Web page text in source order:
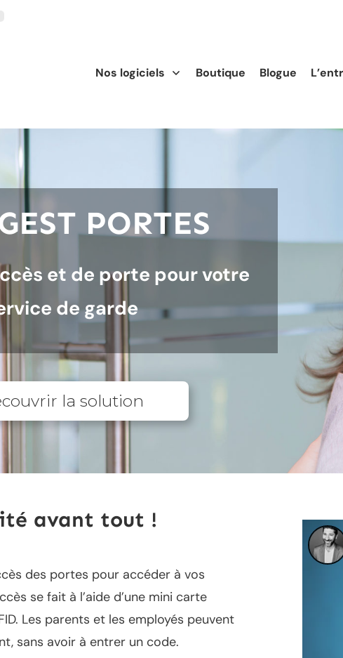
Nos logiciels Boutique Blogue
PORTES
et de porte pour votre
de garde
la solution
avant tout !
des portes pour accéder à vos
se fait à l’aide d’une mini carte
Les parents et les employés peuvent
sans avoir à entrer un code.